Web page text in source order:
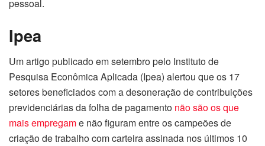
pessoal.
Ipea
Um artigo publicado em setembro pelo Instituto de
Pesquisa Econômica Aplicada (Ipea) alertou que os 17
setores beneficiados com a desoneração de contribuições
previdenciárias da folha de pagamento não são os que
mais empregame não figuram entre os campeões de
criação de trabalho com carteira assinada nos últimos 10